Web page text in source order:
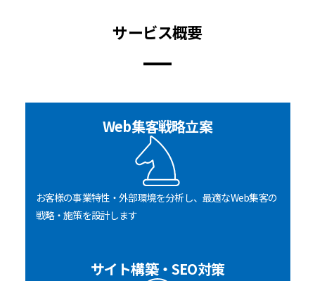
サービス概要
Web集客戦略立案
お客様の事業特性・外部環境を分析し、最適なWeb集客の
戦略・施策を設計します
サイト構築・SEO対策